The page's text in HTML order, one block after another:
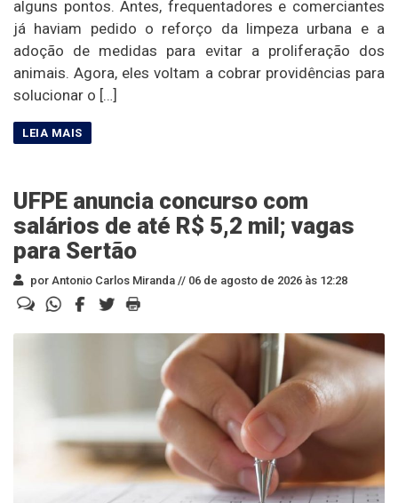
alguns pontos. Antes, frequentadores e comerciantes
já haviam pedido o reforço da limpeza urbana e a
adoção de medidas para evitar a proliferação dos
animais. Agora, eles voltam a cobrar providências para
solucionar o […]
UFPE anuncia concurso com
salários de até R$ 5,2 mil; vagas
para Sertão
por Antonio Carlos Miranda // 06 de agosto de 2026 às 12:28